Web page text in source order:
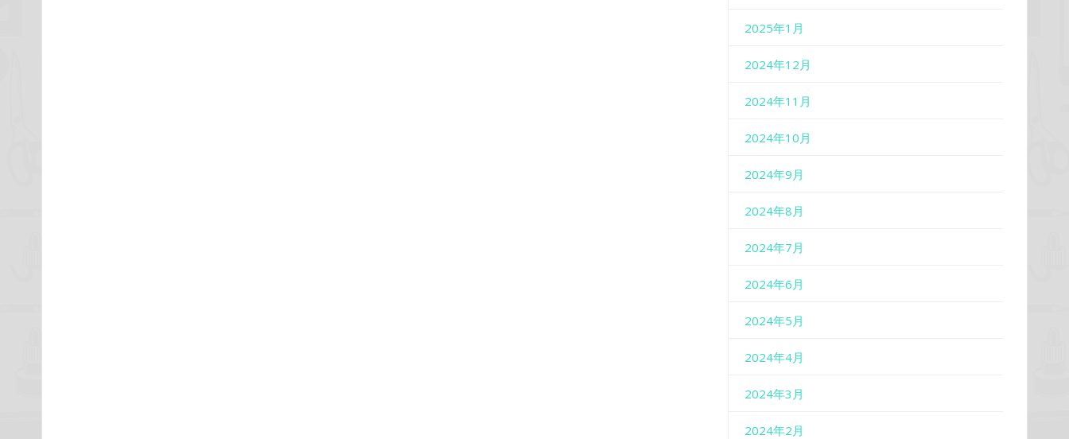
2025年1月
2024年12月
2024年11月
2024年10月
2024年9月
2024年8月
2024年7月
2024年6月
2024年5月
2024年4月
2024年3月
2024年2月